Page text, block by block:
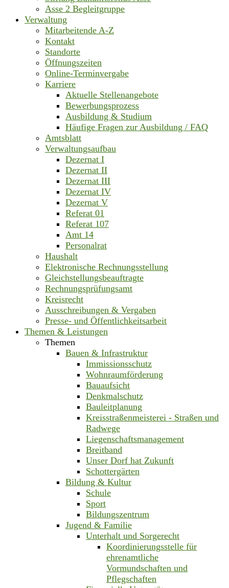
Asse 2 Begleitgruppe
Verwaltung
Mitarbeitende A-Z
Kontakt
Standorte
Öffnungszeiten
Online-Terminvergabe
Karriere
Aktuelle Stellenangebote
Bewerbungsprozess
Ausbildung & Studium
Häufige Fragen zur Ausbildung / FAQ
Amtsblatt
Verwaltungsaufbau
Dezernat I
Dezernat II
Dezernat III
Dezernat IV
Dezernat V
Referat 01
Referat 107
Amt 14
Personalrat
Haushalt
Elektronische Rechnungsstellung
Gleichstellungsbeauftragte
Rechnungsprüfungsamt
Kreisrecht
Ausschreibungen & Vergaben
Presse- und Öffentlichkeitsarbeit
Themen & Leistungen
Themen
Bauen & Infrastruktur
Immissionsschutz
Wohnraumförderung
Bauaufsicht
Denkmalschutz
Bauleitplanung
Kreisstraßenmeisterei - Straßen und
Radwege
Liegenschaftsmanagement
Breitband
Unser Dorf hat Zukunft
Schottergärten
Bildung & Kultur
Schule
Sport
Bildungszentrum
Jugend & Familie
Unterhalt und Sorgerecht
Koordinierungsstelle für
ehrenamtliche
Vormundschaften und
Pflegschaften